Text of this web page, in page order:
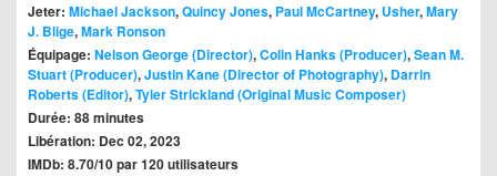
Jeter: Michael Jackson,Quincy Jones, Paul McCartney, Usher,Mary
J. Blige,Mark Ronson
Équipage: Nelson George (Director),Colin Hanks (Producer),Sean M.
Stuart (Producer),Justin Kane (Director of Photography), Darrin
Roberts (Editor),Tyler Strickland (Original Music Composer)
Durée: 88 minutes
Libération: Dec 02, 2023
IMDb: 8.70/10 par 120 utilisateurs